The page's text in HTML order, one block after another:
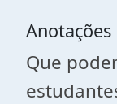
Anotações
Que